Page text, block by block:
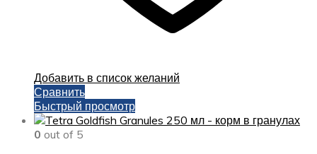
Добавить в список желаний
Сравнить
Быстрый просмотр
0 out of 5